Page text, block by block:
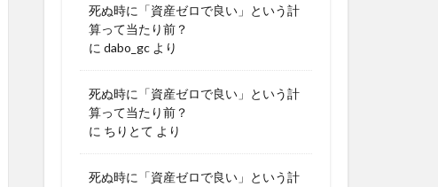
死ぬ時に「資産ゼロで良い」という計
算って当たり前？
に dabo_gc より
死ぬ時に「資産ゼロで良い」という計
算って当たり前？
に ちりとて より
死ぬ時に「資産ゼロで良い」という計